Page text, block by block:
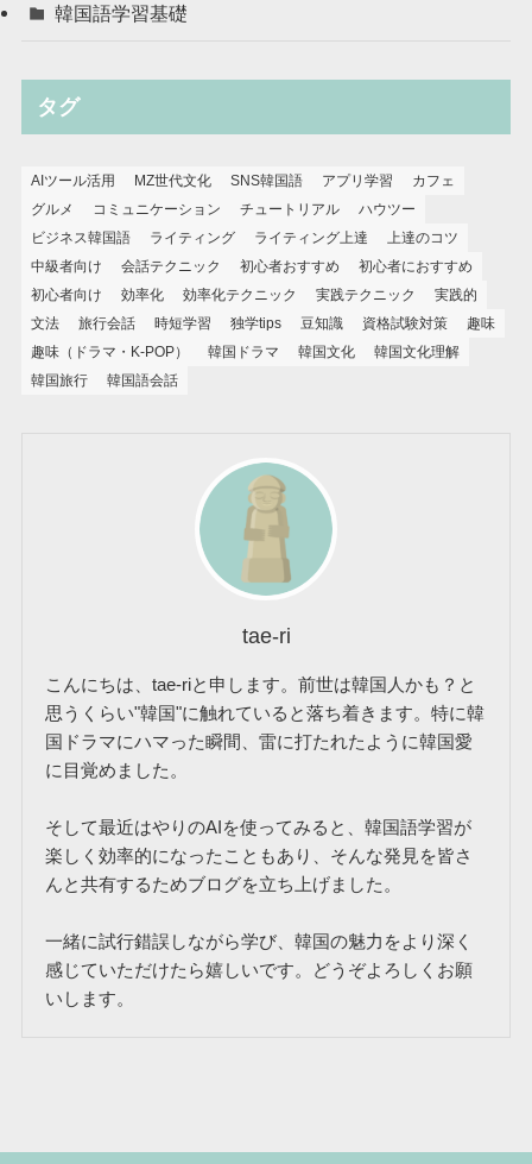
韓国語学習基礎
タグ
AIツール活用 MZ世代文化 SNS韓国語 アプリ学習
カフェ
グルメ
コミュニケーション チュートリアル
ハウツー
ビジネス韓国語
ライティング ライティング上達
上達のコツ
中級者向け
会話テクニック 初心者おすすめ
初心者におすすめ
初心者向け
効率化 効率化テクニック 実践テクニック
実践的
文法
旅行会話 時短学習 独学tips 豆知識 資格試験対策
趣味
趣味（ドラマ・K-POP）
韓国ドラマ 韓国文化
韓国文化理解
韓国旅行
韓国語会話
tae-ri
こんにちは、tae-riと申します。前世は韓国人かも？と
思うくらい"韓国"に触れていると落ち着きます。特に韓
国ドラマにハマった瞬間、雷に打たれたように韓国愛
に目覚めました。
そして最近はやりのAIを使ってみると、韓国語学習が
楽しく効率的になったこともあり、そんな発見を皆さ
んと共有するためブログを立ち上げました。
一緒に試行錯誤しながら学び、韓国の魅力をより深く
感じていただけたら嬉しいです。どうぞよろしくお願
いします。